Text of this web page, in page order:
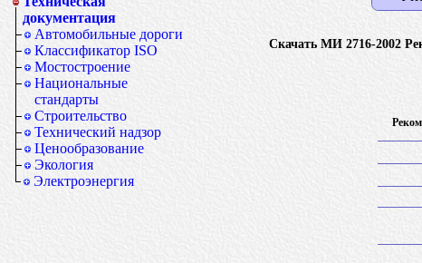
документация
Автомобильные дороги
Классификатор ISO
Мостостроение
Национальные
стандарты
Строительство
Технический надзор
Ценообразование
Экология
Электроэнергия
Скачать МИ 2716-2002